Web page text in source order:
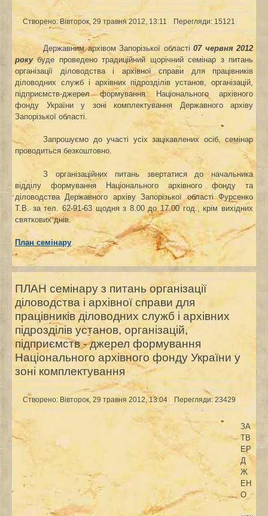
Створено: Вівторок, 29 травня 2012, 13:11 Перегляди: 15121
Державним архівом Запорізької області07 червня 2012
рокубуде проведено традиційний щорічнийсемінар з питань
організації діловодства і архівної справи для працівників
діловодних служб і архівних підрозділів установ, організацій,
підприємств-джерел формування Національного архівного
фонду України у зоні комплектування Державного архіву
Запорізької області.
Запрошуємо до участі усіх зацікавлених осіб, семінар
проводиться безкоштовно.
З організаційних питань звертатися до начальника
відділу формування Національного архівного фонду та
діловодства Державного архіву Запорізької області Фурсенко
Т.В. за тел. 62-91-63 щодня з 8.00 до 17.00 год., крім вихідних
святкових днів.
План семінару
ПЛАН семінару з питань організації
діловодства і архівної справи для
працівників діловодних служб і архівних
підрозділів установ, організацій,
підприємств - джерел формування
Національного архівного фонду України у
зоні комплектування
Створено: Вівторок, 29 травня 2012, 13:04 Перегляди: 23429
ЗА
ТВ
ЕР
Д
Ж
ЕН
О